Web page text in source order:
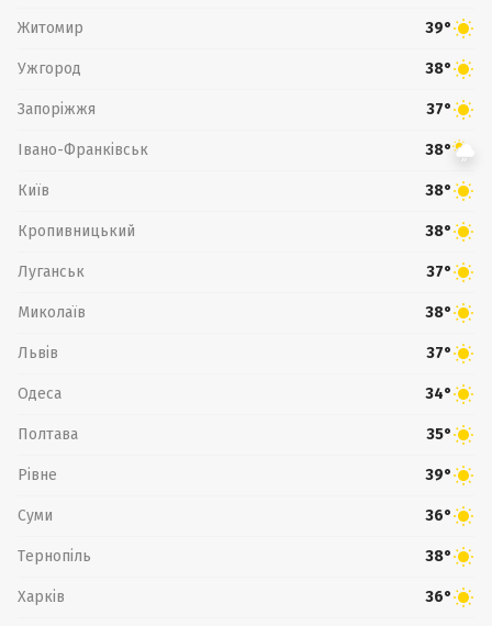
Житомир 39°
Ужгород 38°
Запоріжжя 37°
Івано-Франківськ 38°
Київ 38°
Кропивницький 38°
Луганськ 37°
Миколаїв 38°
Львів 37°
Одеса 34°
Полтава 35°
Рівне 39°
Суми 36°
Тернопіль 38°
Харків 36°